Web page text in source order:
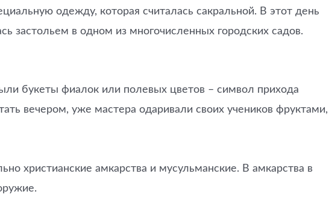
одежду, которая считалась сакральной. В этот день
застольем в одном из многочисленных городских садов.
букеты фиалок или полевых цветов – символ прихода
вечером, уже мастера одаривали своих учеников фруктами,
христианские амкарства и мусульманские. В амкарства в